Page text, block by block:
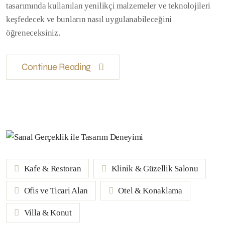
tasarımında kullanılan yenilikçi malzemeler ve teknolojileri
keşfedecek ve bunların nasıl uygulanabileceğini
öğreneceksiniz.
Continue Reading
Kafe & Restoran Klinik & Güzellik Salonu
Ofis ve Ticari Alan Otel & Konaklama
Villa & Konut